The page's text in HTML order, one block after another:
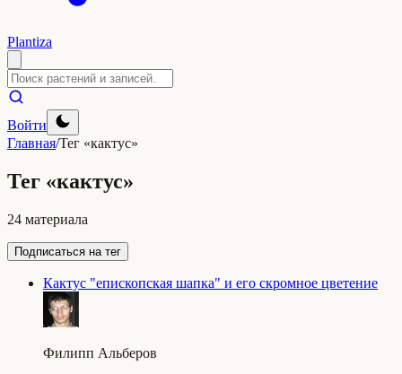
Plantiza
Войти
Главная/Тег «кактус»
Тег «кактус»
24 материала
Подписаться на тег
Кактус "епископская шапка" и его скромное цветение
Филипп Альберов